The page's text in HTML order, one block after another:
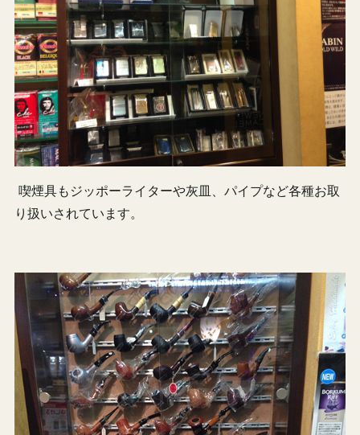
喫煙具もジッポーライターや灰皿、パイプなど各種お取
り扱いされています。